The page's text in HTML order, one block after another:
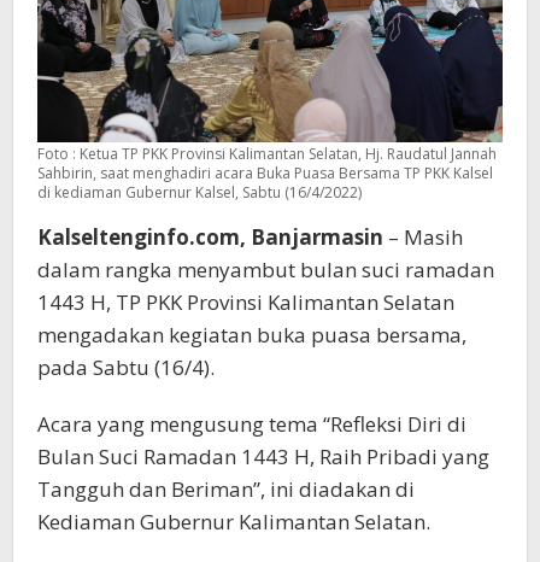
Foto : Ketua TP PKK Provinsi Kalimantan Selatan, Hj. Raudatul Jannah
Sahbirin, saat menghadiri acara Buka Puasa Bersama TP PKK Kalsel
di kediaman Gubernur Kalsel, Sabtu (16/4/2022)
Kalseltenginfo.com, Banjarmasin – Masih
dalam rangka menyambut bulan suci ramadan
1443 H, TP PKK Provinsi Kalimantan Selatan
mengadakan kegiatan buka puasa bersama,
pada Sabtu (16/4).
Acara yang mengusung tema “Refleksi Diri di
Bulan Suci Ramadan 1443 H, Raih Pribadi yang
Tangguh dan Beriman”, ini diadakan di
Kediaman Gubernur Kalimantan Selatan.